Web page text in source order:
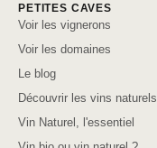
PETITES CAVES
Voir les vignerons
Voir les domaines
Le blog
Découvrir les vins naturels
Vin Naturel, l'essentiel